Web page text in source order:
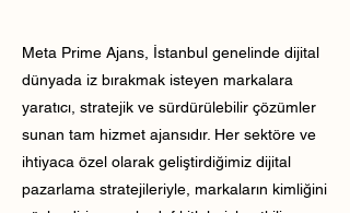
Meta Prime Ajans, İstanbul genelinde dijital
dünyada iz bırakmak isteyen markalara
yaratıcı, stratejik ve sürdürülebilir çözümler
sunan tam hizmet ajansıdır. Her sektöre ve
ihtiyaca özel olarak geliştirdiğimiz dijital
pazarlama stratejileriyle, markaların kimliğini